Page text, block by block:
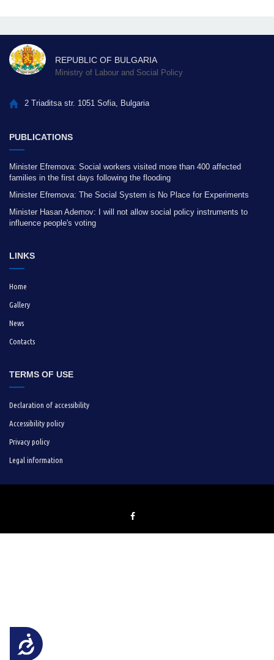
Достъпност
REPUBLIC OF BULGARIA
Ministry of Labour and Social Policy
2 Triaditsa str. 1051 Sofia, Bulgaria
PUBLICATIONS
Minister Efremova: Social workers visited more than 400 affected
families in the first days following the flooding
Minister Efremova: The Social System is No Place for Experiments
Minister Hasan Ademov: I will not allow social policy instruments to
influence people's voting
LINKS
Home
Gallery
News
Contacts
TERMS OF USE
Declaration of accessibility
Accessibility policy
Privacy policy
Legal information